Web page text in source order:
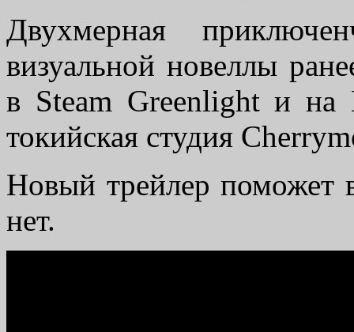
Двухмерная
визуальной новеллы
в Steam Greenlight и на
токийская студия
Новый трейлер поможет
нет.